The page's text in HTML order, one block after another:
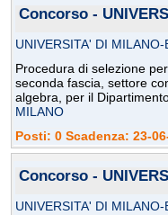
Concorso -
UNIVERSITA' DI MILANO-
Procedura di selezione
seconda fascia, settore
algebra, per il
MILANO
Posti: 0 Scadenza: 23-
Concorso -
UNIVERSITA' DI MILANO-